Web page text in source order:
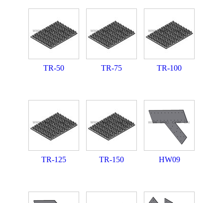
TR-50 TR-75 TR-100
TR-125 TR-150 HW09